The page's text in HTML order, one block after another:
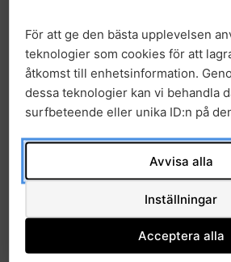
samverkar för att hålla nere
kostnader och där ingen vinst
2024
För att ge den bästa upplevelsen
teknologier som cookies för att
åtkomst till enhetsinformation.
dessa teknologier kan vi behandla
surfbeteende eller unika ID:n på
Avvisa alla
Inställningar
Acceptera alla